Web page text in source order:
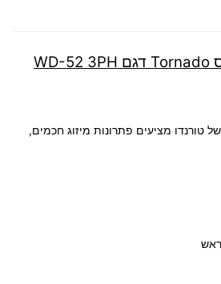
טורנדו מציעים פתרונות מיזוג חכמים,